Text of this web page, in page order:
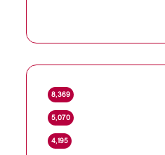
8٬369
5٬070
4٬195